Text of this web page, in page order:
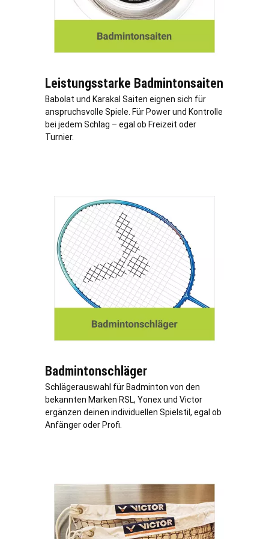
Leistungsstarke Badmintonsaiten
Babolat und Karakal Saiten eignen sich für
anspruchsvolle Spiele. Für Power und Kontrolle
bei jedem Schlag – egal ob Freizeit oder
Turnier.
Badmintonschläger
Schlägerauswahl für Badminton von den
bekannten Marken RSL, Yonex und Victor
ergänzen deinen individuellen Spielstil, egal ob
Anfänger oder Profi.